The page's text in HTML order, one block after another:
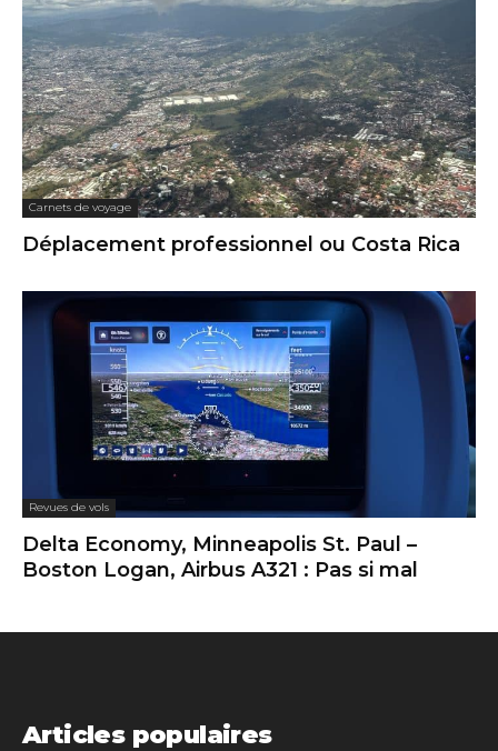
Carnets de voyage
Déplacement professionnel ou Costa Rica
Revues de vols
Delta Economy, Minneapolis St. Paul –
Boston Logan, Airbus A321 : Pas si mal
Articles populaires